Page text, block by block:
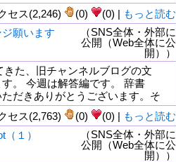
セス(2,246) (0) (0) | もっと読む
願います
（SNS全体・外部に
公開（Web全体に公
開））
た、旧チャンネルブログの文
。 今週は解答編です。 辞書
だきありがとうございます。そ
セス(2,763) (0) (0) | もっと読む
１）
（SNS全体・外部に
公開（Web全体に公
開））